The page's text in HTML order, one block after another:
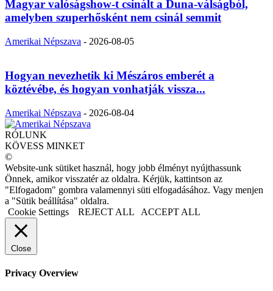
Magyar valóságshow-t csinált a Duna-válságból,
amelyben szuperhősként nem csinál semmit
Amerikai Népszava - 2026-08-05
Hogyan nevezhetik ki Mészáros emberét a
köztévébe, és hogyan vonhatják vissza...
Amerikai Népszava - 2026-08-04
RÓLUNK
KÖVESS MINKET
©
Website-unk sütiket használ, hogy jobb élményt nyújthassunk
Önnek, amikor visszatér az oldalra. Kérjük, kattintson az
"Elfogadom" gombra valamennyi süti elfogadásához. Vagy menjen
a "Sütik beállítása" oldalra.
Cookie Settings
REJECT ALL ACCEPT ALL
Close
Privacy Overview